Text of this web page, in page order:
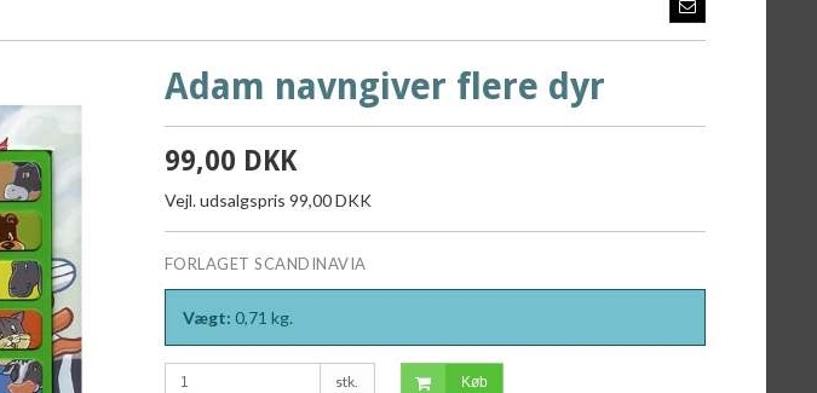
Adam navngiver flere dyr
99,00 DKK
Vejl. udsalgspris 99,00 DKK
FORLAGET SCANDINAVIA
Vægt: 0,71 kg.
stk. Køb